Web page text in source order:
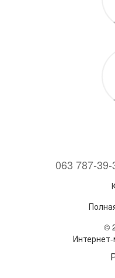
063 787-39-
©